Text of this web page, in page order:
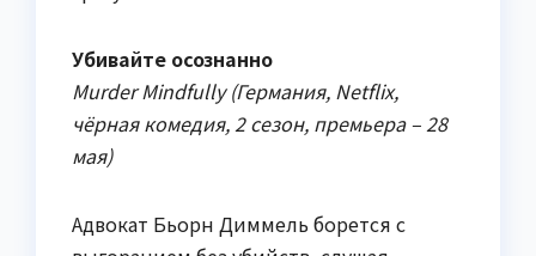
Убивайте осознанно
Murder Mindfully (Германия, Netflix,
чёрная комедия, 2 сезон, премьера – 28
мая)
Адвокат Бьорн Диммель борется с